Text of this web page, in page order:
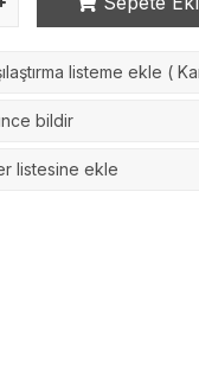
listeme ekle (
bildir
listesine ekle